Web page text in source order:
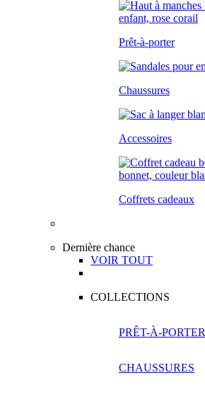
Prêt-à-porter
Chaussures
Accessoires
Coffrets cadeaux
Dernière chance
VOIR TOUT
COLLECTIONS
PRÊT-À-PORTER
CHAUSSURES